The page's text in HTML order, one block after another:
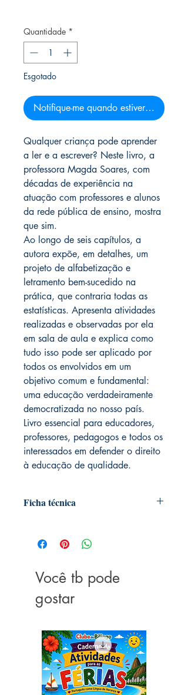
Quantidade *
Esgotado
Notifique-me quando estiver disponível
Qualquer criança pode aprender
a ler e a escrever? Neste livro, a
professora Magda Soares, com
décadas de experiência na
atuação com professores e alunos
da rede pública de ensino, mostra
que sim.
Ao longo de seis capítulos, a
autora expõe, em detalhes, um
projeto de alfabetização e
letramento bem-sucedido na
prática, que contraria todas as
estatísticas. Apresenta atividades
realizadas e observadas por ela
em sala de aula e explica como
tudo isso pode ser aplicado por
todos os envolvidos em um
objetivo comum e fundamental:
uma educação verdadeiramente
democratizada no nosso país.
Livro essencial para educadores,
professores, pedagogos e todos os
interessados em defender o direito
à educação de qualidade.
Ficha técnica
Editora ‏ : ‎ Editora Contexto; 1ª edição
(16 setembro 2020)
Capa comum ‏ : ‎ 352 páginas
ISBN ‏ : ‎ 978-6555410112
Dimensões ‏ : ‎ 16 x 2 x 23 cm
Você tb pode
gostar